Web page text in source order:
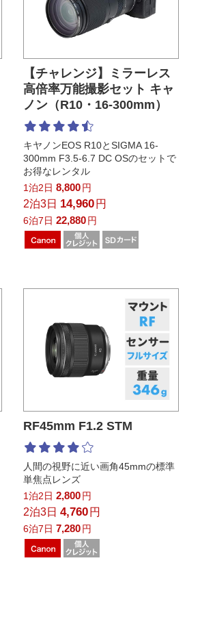
【チャレンジ】ミラーレス
高倍率万能撮影セット キャ
ノン（R10・16-300mm）
キヤノンEOS R10とSIGMA 16-
300mm F3.5-6.7 DC OSのセットで
お得なレンタル
1泊2日 8,800円
2泊3日 14,960 円
6泊7日 22,880円
RF45mm F1.2 STM
人間の視野に近い画角45mmの標準
単焦点レンズ
1泊2日 2,800円
2泊3日 4,760 円
6泊7日 7,280円